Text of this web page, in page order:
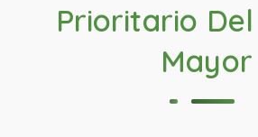
Prioritario
Mayor